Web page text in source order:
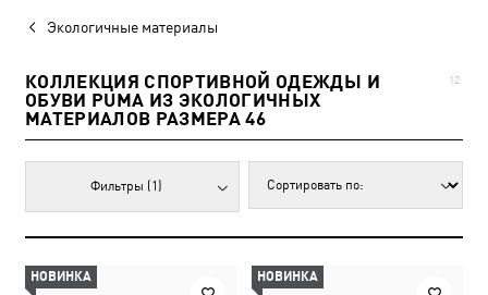
Экологичные материалы
КОЛЛЕКЦИЯ СПОРТИВНОЙ ОДЕЖДЫ И
ОБУВИ PUMA ИЗ ЭКОЛОГИЧНЫХ
МАТЕРИАЛОВ РАЗМЕРА 46
12
Фильтры (1)
НОВИНКА НОВИНКА